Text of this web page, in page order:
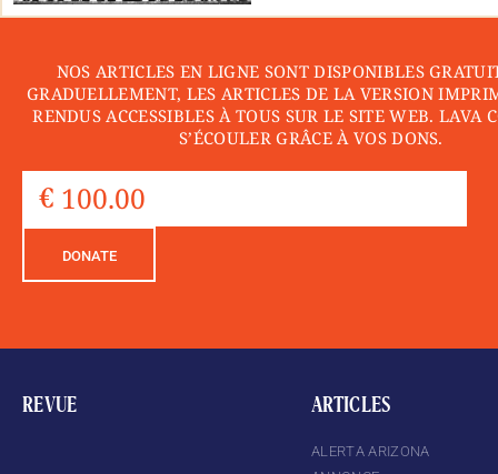
NOS ARTICLES EN LIGNE SONT DISPONIBLES
GRADUELLEMENT, LES ARTICLES DE LA VERSION
RENDUS ACCESSIBLES À TOUS SUR LE SITE WEB. LAVA
S’ÉCOULER GRÂCE À VOS DONS.
DONATE
REVUE ARTICLES
ALERTA ARIZONA